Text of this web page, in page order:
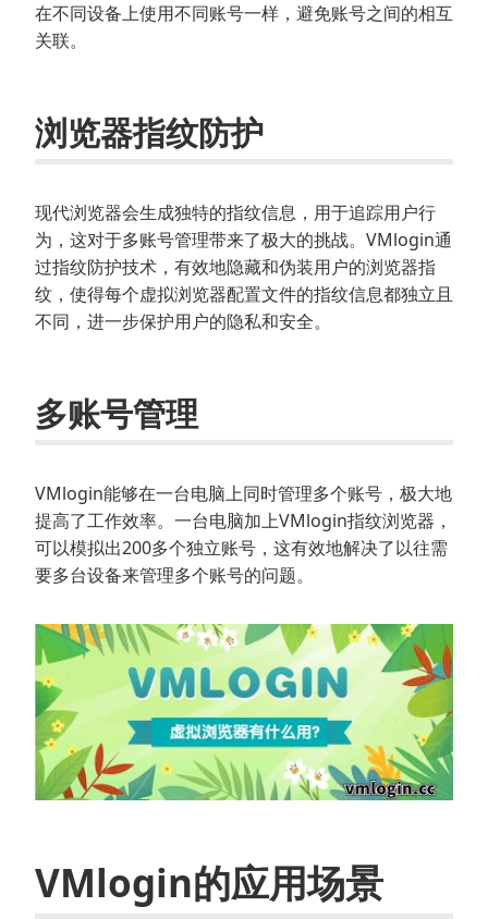
在不同设备上使用不同账号一样，避免账号之间的相互
关联。
浏览器指纹防护
现代浏览器会生成独特的指纹信息，用于追踪用户行
为，这对于多账号管理带来了极大的挑战。VMlogin通
过指纹防护技术，有效地隐藏和伪装用户的浏览器指
纹，使得每个虚拟浏览器配置文件的指纹信息都独立且
不同，进一步保护用户的隐私和安全。
多账号管理
VMlogin能够在一台电脑上同时管理多个账号，极大地
提高了工作效率。一台电脑加上VMlogin指纹浏览器，
可以模拟出200多个独立账号，这有效地解决了以往需
要多台设备来管理多个账号的问题。
VMlogin的应用场景